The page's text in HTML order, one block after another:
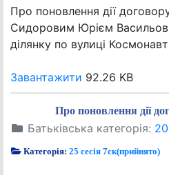
Про поновлення дії
Сидоровим Юрієм
ділянку по вулиці
Завантажити 92.26 KB
Про поновлення дії
Батьківська категорія:
Категорія:25 сесія 7ск(прийнято)